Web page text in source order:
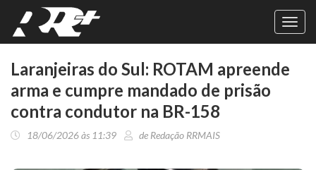
Laranjeiras do Sul: ROTAM apreende
arma e cumpre mandado de prisão
contra condutor na BR-158
18/06/2026 às 11:39 de Redação RRMAIS